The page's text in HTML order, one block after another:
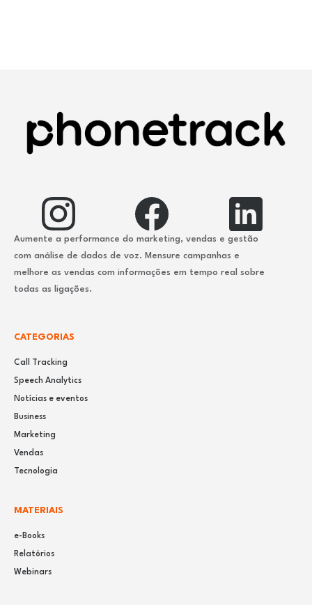
Aumente a performance do marketing, vendas e gestão
com análise de dados de voz. Mensure campanhas e
melhore as vendas com informações em tempo real sobre
todas as ligações.
CATEGORIAS
Call Tracking
Speech Analytics
Notícias e eventos
Business
Marketing
Vendas
Tecnologia
MATERIAIS
e-Books
Relatórios
Webinars